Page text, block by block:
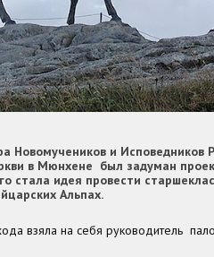
Новомучеников и Исповедников
в Мюнхене был задуман
стала идея провести
Альпах.
взяла на себя руководитель